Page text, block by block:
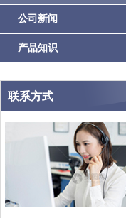
公司新闻
产品知识
联系方式